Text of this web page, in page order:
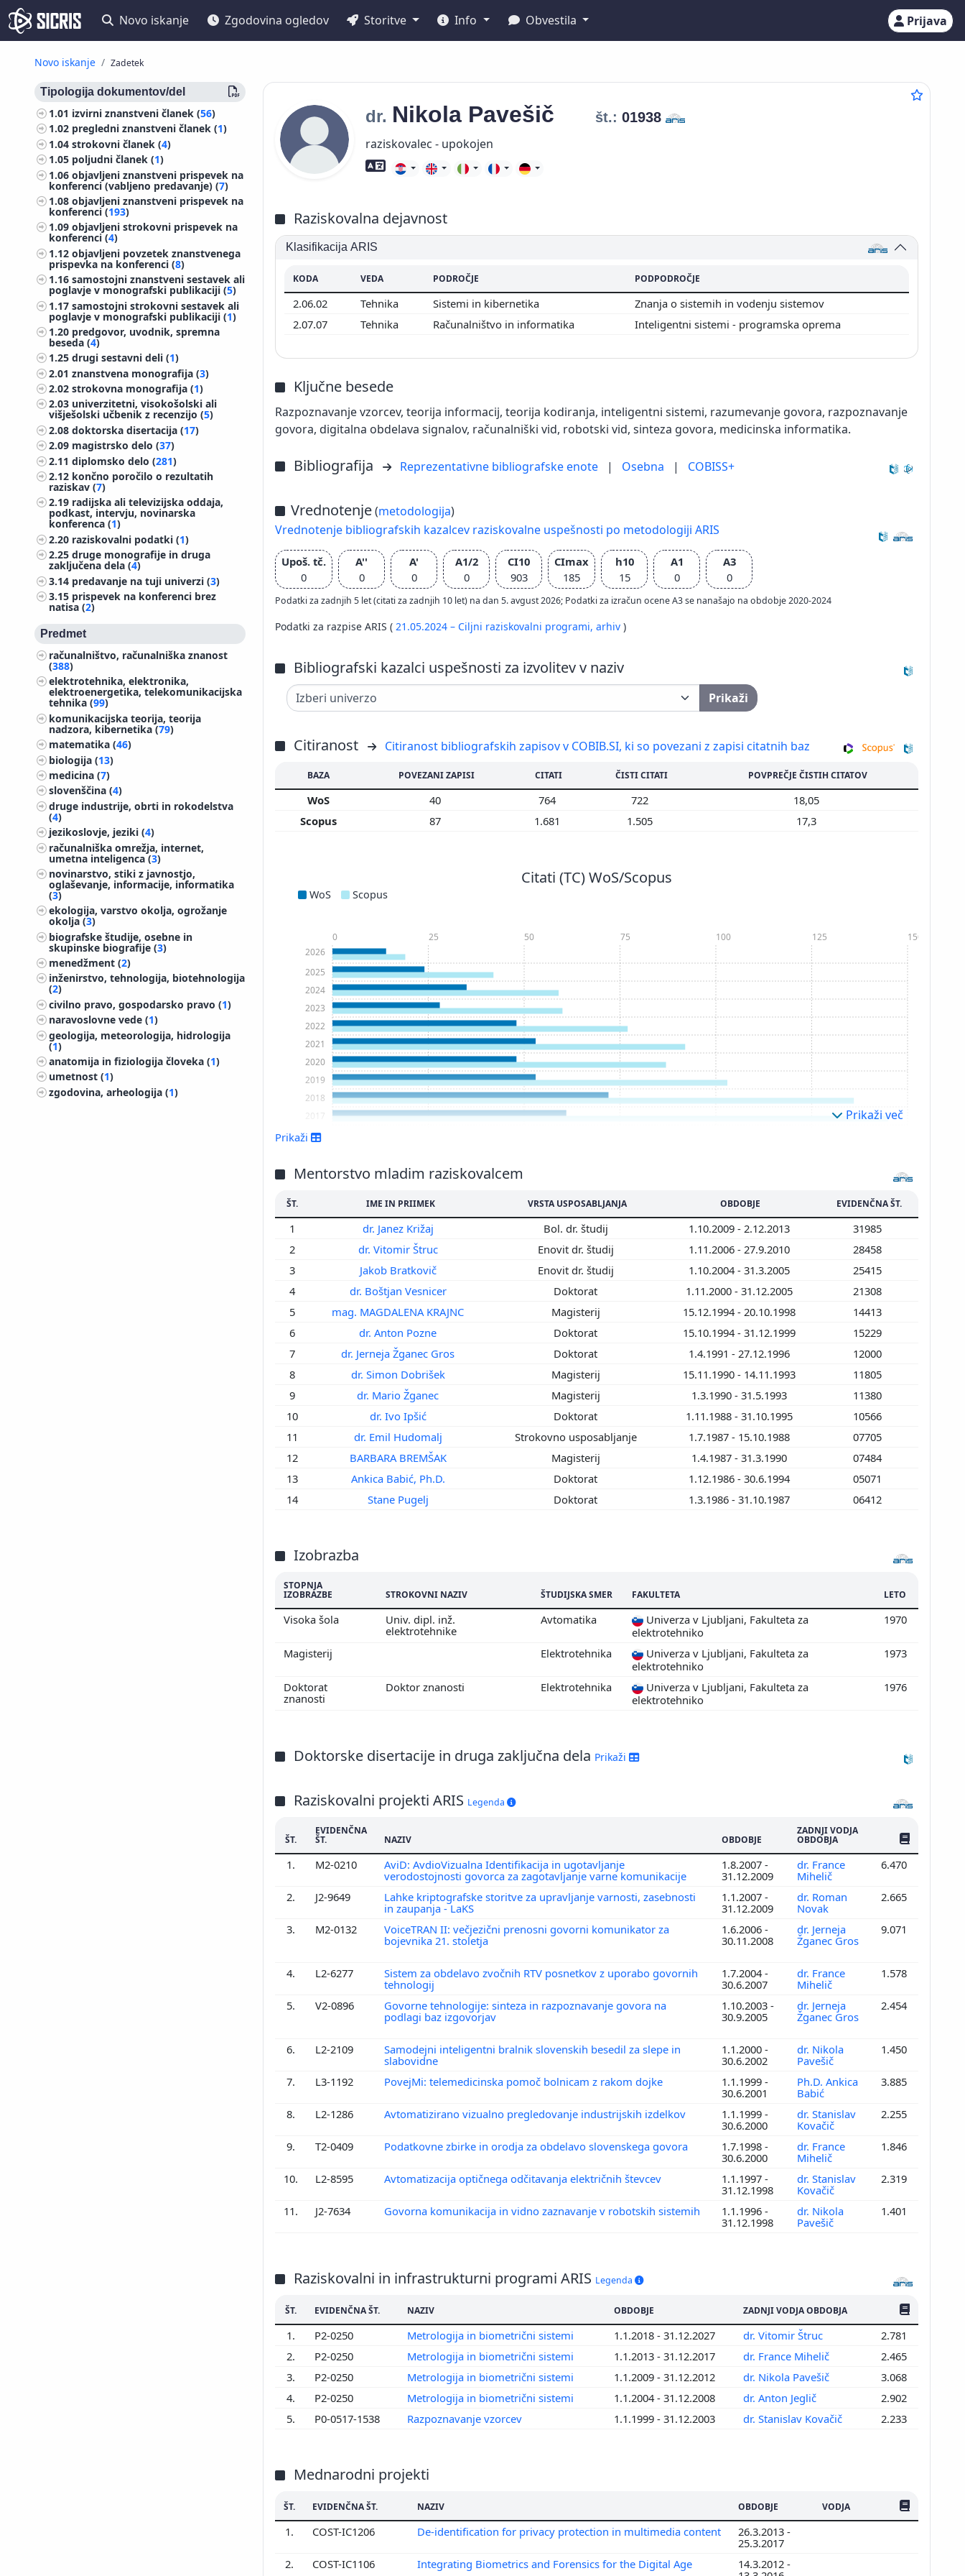
Novo iskanje Zgodovina ogledov Storitve Info Obvestila Prijava
Novo iskanje Zadetek
Tipologija dokumentov/del
1.01 izvirni znanstveni članek (56)
1.02 pregledni znanstveni članek (1)
1.04strokovni članek (4)
1.05 poljudni članek (1)
1.06objavljeni znanstveni prispevek na
konferenci (vabljeno predavanje) (7)
1.08objavljeni znanstveni prispevek na
konferenci (193)
1.09objavljeni strokovni prispevek na
konferenci (4)
1.12objavljeni povzetek znanstvenega
prispevka na konferenci (8)
1.16samostojni znanstveni sestavek ali
poglavje v monografski publikaciji (5)
1.17samostojni strokovni sestavek ali
poglavje v monografski publikaciji (1)
1.20 predgovor, uvodnik, spremna
beseda (4)
1.25drugi sestavni deli (1)
2.01znanstvena monografija (3)
2.02strokovna monografija (1)
2.03 univerzitetni, visokošolski ali
višješolski učbenik z recenzijo (5)
2.08doktorska disertacija (17)
2.09 magistrsko delo (37)
2.11diplomsko delo (281)
2.12 končno poročilo o rezultatih
raziskav (7)
2.19 radijska ali televizijska oddaja,
podkast, intervju, novinarska
konferenca (1)
2.20 raziskovalni podatki (1)
2.25druge monografije in druga
zaključena dela (4)
3.14 predavanje na tuji univerzi (3)
3.15 prispevek na konferenci brez
natisa (2)
Predmet
računalništvo, računalniška znanost
(388)
elektrotehnika, elektronika,
elektroenergetika, telekomunikacijska
tehnika (99)
komunikacijska teorija, teorija
nadzora, kibernetika (79)
matematika (46)
biologija (13)
medicina (7)
slovenščina (4)
druge industrije, obrti in rokodelstva
(4)
jezikoslovje, jeziki (4)
računalniška omrežja, internet,
umetna inteligenca (3)
novinarstvo, stiki z javnostjo,
oglaševanje, informacije, informatika
(3)
ekologija, varstvo okolja, ogrožanje
okolja (3)
biografske študije, osebne in
skupinske biografije (3)
menedžment (2)
inženirstvo, tehnologija, biotehnologija
(2)
civilno pravo, gospodarsko pravo (1)
naravoslovne vede (1)
geologija, meteorologija, hidrologija
(1)
anatomija in fiziologija človeka (1)
umetnost (1)
zgodovina, arheologija (1)
dr. Nikola Pavešič št.: 01938
raziskovalec - upokojen
Znanje tujih jezikov
Raziskovalna dejavnost
Klasifikacija ARIS
KODA VEDA PODROČJE PODPODROČJE
2.06.02 Tehnika Sistemi in kibernetika
Znanja o sistemih in vodenju sistemov
2.07.07
Tehnika Računalništvo in informatika Inteligentni sistemi - programska oprema
Ključne besede
Razpoznavanje vzorcev, teorija informacij, teorija kodiranja, inteligentni sistemi, razumevanje govora, razpoznavanje
govora, digitalna obdelava signalov, računalniški vid, robotski vid, sinteza govora, medicinska informatika.
Bibliografija Reprezentativne bibliografske enote | Osebna | COBISS+
Vrednotenje(metodologija)
Vrednotenje bibliografskih kazalcev raziskovalne uspešnosti po metodologiji ARIS
Upoš. tč.
0
A''
0
A'
0
A1/2
0
CI10
903
CImax
185
h10
15
A1
0
A3
0
Podatki za zadnjih 5 let (citati za zadnjih 10 let) na dan 5. avgust 2026; Podatki za izračun ocene A3 se nanašajo na obdobje 2020-2024
Podatki za razpise ARIS ( 21.05.2024 – Ciljni raziskovalni programi, arhiv )
Bibliografski kazalci uspešnosti za izvolitev v naziv
Prikaži
Citiranost Citiranost bibliografskih zapisov v COBIB.SI, ki so povezani z zapisi citatnih baz
BAZA POVEZANI ZAPISI CITATI ČISTI CITATI POVPREČJE ČISTIH CITATOV
WoS 40 764 722
18,05
Scopus
87 1.681 1.505 17,3
Citati (TC) WoS/Scopus
WoS Scopus
2014
2016
2017
2018
2019
2020
2021
2022
2023
2024
2025
2026
0 25 50 75 100 125 150
Prikaži več
Prikaži
Mentorstvo mladim raziskovalcem
ŠT. IME IN PRIIMEK VRSTA USPOSABLJANJA OBDOBJE EVIDENČNA ŠT.
1 dr. Janez Križaj Bol. dr. študij 1.10.2009 - 2.12.2013
31985
2
dr. Vitomir Štruc Enovit dr. študij 1.11.2006 - 27.9.2010
28458
3
Jakob Bratkovič Enovit dr. študij 1.10.2004 - 31.3.2005
25415
4
dr. Boštjan Vesnicer Doktorat 1.11.2000 - 31.12.2005
21308
5
mag. MAGDALENA KRAJNC Magisterij 15.12.1994 - 20.10.1998
14413
6
dr. Anton Pozne Doktorat 15.10.1994 - 31.12.1999
15229
7
dr. Jerneja Žganec Gros Doktorat 1.4.1991 - 27.12.1996
12000
8
dr. Simon Dobrišek Magisterij 15.11.1990 - 14.11.1993
11805
9
dr. Mario Žganec Magisterij 1.3.1990 - 31.5.1993
11380
10
dr. Ivo Ipšić Doktorat 1.11.1988 - 31.10.1995
10566
11
dr. Emil Hudomalj Strokovno usposabljanje 1.7.1987 - 15.10.1988
07705
12
BARBARA BREMŠAK Magisterij 1.4.1987 - 31.3.1990
07484
13
Ankica Babić, Ph.D. Doktorat 1.12.1986 - 30.6.1994
05071
14
Stane Pugelj Doktorat 1.3.1986 - 31.10.1987 06412
Izobrazba
STOPNJA
IZOBRAZBE STROKOVNI NAZIV ŠTUDIJSKA SMER FAKULTETA LETO
Visoka šola
Univ. dipl. inž.
elektrotehnike
Avtomatika
Univerza v Ljubljani, Fakulteta za
elektrotehniko
1970
Magisterij Elektrotehnika
Univerza v Ljubljani, Fakulteta za
elektrotehniko
1973
Doktorat
znanosti
Doktor znanosti Elektrotehnika
Univerza v Ljubljani, Fakulteta za
elektrotehniko
1976
Doktorske disertacije in druga zaključna dela Prikaži
Raziskovalni projekti ARIS Legenda
ŠT.
EVIDENČNA
ŠT. NAZIV OBDOBJE
ZADNJI VODJA
OBDOBJA ŠTEV.
1. M2-0210
AviD: AvdioVizualna Identifikacija in ugotavljanje
verodostojnosti govorca za zagotavljanje varne komunikacije
1.8.2007 -
31.12.2009
dr. France
Mihelič
6.470
2. J2-9649
Lahke kriptografske storitve za upravljanje varnosti, zasebnosti
in zaupanja - LaKS
1.1.2007 -
31.12.2009
dr. Roman
Novak
2.665
3. M2-0132
VoiceTRAN II: večjezični prenosni govorni komunikator za
bojevnika 21. stoletja
1.6.2006 -
30.11.2008
dr. Jerneja
Žganec Gros
9.071
4. L2-6277
Sistem za obdelavo zvočnih RTV posnetkov z uporabo govornih
tehnologij
1.7.2004 -
30.6.2007
dr. France
Mihelič
1.578
5. V2-0896
Govorne tehnologije: sinteza in razpoznavanje govora na
podlagi baz izgovorjav
1.10.2003 -
30.9.2005
dr. Jerneja
Žganec Gros
2.454
6. L2-2109
Samodejni inteligentni bralnik slovenskih besedil za slepe in
slabovidne
1.1.2000 -
30.6.2002
dr. Nikola
Pavešič
1.450
7. L3-1192 PovejMi: telemedicinska pomoč bolnicam z rakom dojke
1.1.1999 -
30.6.2001
Ph.D. Ankica
Babić
3.885
8. L2-1286 Avtomatizirano vizualno pregledovanje industrijskih izdelkov
1.1.1999 -
30.6.2000
dr. Stanislav
Kovačič
2.255
9. T2-0409 Podatkovne zbirke in orodja za obdelavo slovenskega govora
1.7.1998 -
30.6.2000
dr. France
Mihelič
1.846
10. L2-8595 Avtomatizacija optičnega odčitavanja električnih števcev
1.1.1997 -
31.12.1998
dr. Stanislav
Kovačič
2.319
11. J2-7634 Govorna komunikacija in vidno zaznavanje v robotskih sistemih
1.1.1996 -
31.12.1998
dr. Nikola
Pavešič
1.401
Raziskovalni in infrastrukturni programi ARIS Legenda
ŠT. EVIDENČNA ŠT. NAZIV OBDOBJE ZADNJI VODJA OBDOBJA ŠTEV.
1. P2-0250 Metrologija in biometrični sistemi 1.1.2018 - 31.12.2027 dr. Vitomir Štruc
2.781
2.
P2-0250 Metrologija in biometrični sistemi 1.1.2013 - 31.12.2017 dr. France Mihelič
2.465
3.
P2-0250 Metrologija in biometrični sistemi 1.1.2009 - 31.12.2012 dr. Nikola Pavešič
3.068
4.
P2-0250 Metrologija in biometrični sistemi 1.1.2004 - 31.12.2008 dr. Anton Jeglič
2.902
5.
P0-0517-1538 Razpoznavanje vzorcev 1.1.1999 - 31.12.2003 dr. Stanislav Kovačič 2.233
Mednarodni projekti
ŠT. EVIDENČNA ŠT. NAZIV OBDOBJE VODJA ŠTEV.
1. COST-IC1206 De-identification for privacy protection in multimedia content
26.3.2013 -
25.3.2017
2.
COST-IC1106 Integrating Biometrics and Forensics for the Digital Age
14.3.2012 -